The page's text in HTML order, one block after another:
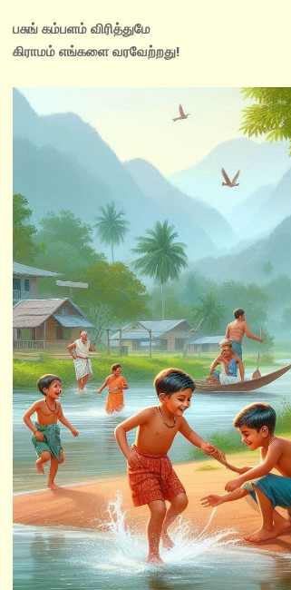
பசுங் கம்பளம் விரித்துமே
கிராமம் எங்களை வரவேற்றது!